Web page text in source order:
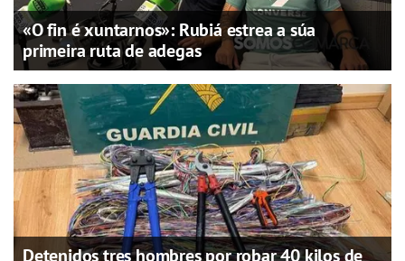
«O fin é xuntarnos»: Rubiá estrea a súa
primeira ruta de adegas
Detenidos tres hombres por robar 40 kilos de